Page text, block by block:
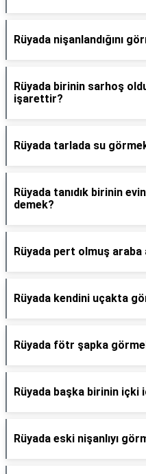
Rüyada nişanlandığını
Rüyada birinin sarhoş
işarettir?
Rüyada tarlada su
Rüyada tanıdık birinin
demek?
Rüyada pert olmuş araba
Rüyada kendini uçakta
Rüyada fötr şapka
Rüyada başka birinin
Rüyada eski nişanlıyı